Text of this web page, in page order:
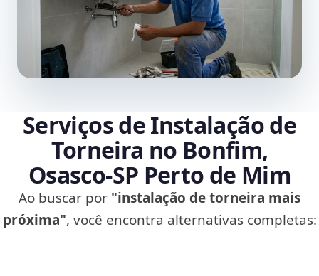
Serviços de Instalação de
Torneira no Bonfim,
Osasco‑SP Perto de Mim
Ao buscar por "instalação de torneira mais
próxima", você encontra alternativas completas: